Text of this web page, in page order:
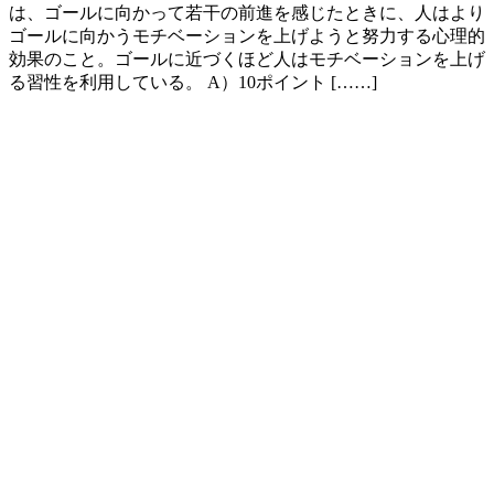
は、ゴールに向かって若干の前進を感じたときに、人はより
ゴールに向かうモチベーションを上げようと努力する心理的
効果のこと。ゴールに近づくほど人はモチベーションを上げ
る習性を利用している。 A）10ポイント [……]